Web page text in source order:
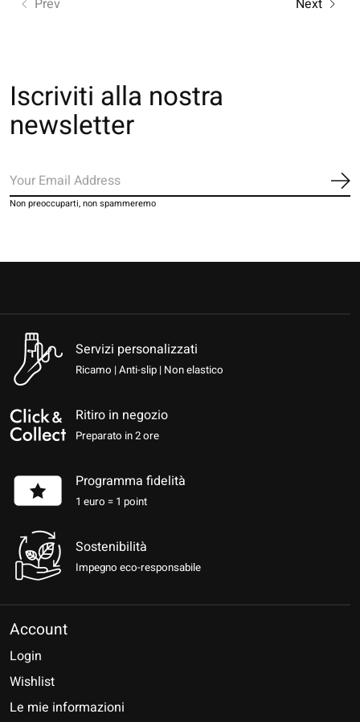
Iscriviti alla nostra
newsletter
Non preoccuparti, non spammeremo
Servizi personalizzati
Ricamo | Anti-slip | Non elastico
Ritiro in negozio
Preparato in 2 ore
Programma fidelità
1 euro = 1 point
Sostenibilità
Impegno eco-responsabile
Account
Login
Wishlist
Le mie informazioni